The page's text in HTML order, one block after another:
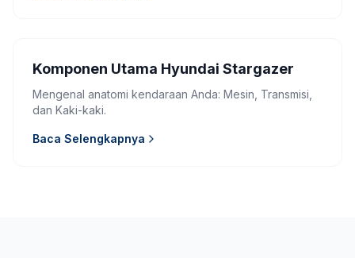
Komponen Utama Hyundai Stargazer
Mengenal anatomi kendaraan Anda: Mesin, Transmisi,
dan Kaki-kaki.
Baca Selengkapnya